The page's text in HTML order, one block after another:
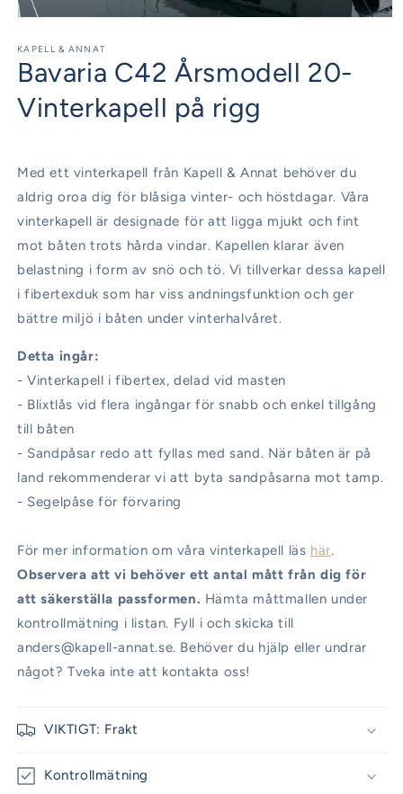
1
i
modalfönster
KAPELL & ANNAT
Bavaria C42 Årsmodell 20-
Vinterkapell på rigg
Med ett vinterkapell från Kapell & Annat behöver du
aldrig oroa dig för blåsiga vinter- och höstdagar. Våra
vinterkapell är designade för att ligga mjukt och fint
mot båten trots hårda vindar. Kapellen klarar även
belastning i form av snö och tö. Vi tillverkar dessa kapell
i fibertexduk som har viss andningsfunktion och ger
bättre miljö i båten under vinterhalvåret.
Detta ingår:
- Vinterkapell i fibertex, delad vid masten
- Blixtlås vid flera ingångar för snabb och enkel tillgång
till båten
- Sandpåsar redo att fyllas med sand. När båten är på
land rekommenderar vi att byta sandpåsarna mot tamp.
- Segelpåse för förvaring
För mer information om våra vinterkapell läs här.
Observera att vi behöver ett antal mått från dig för
att säkerställa passformen. Hämta måttmallen under
kontrollmätning i listan. Fyll i och skicka till
anders@kapell-annat.se. Behöver du hjälp eller undrar
något? Tveka inte att kontakta oss!
VIKTIGT: Frakt
Kontrollmätning